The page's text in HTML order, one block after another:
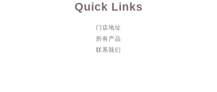
Quick Links
门店地址
所有产品
联系我们